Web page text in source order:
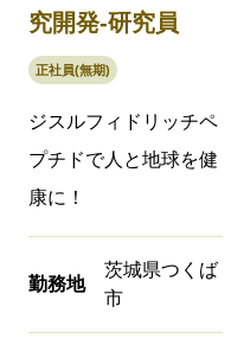
究開発-研究員
正社員(無期)
ジスルフィドリッチペ
プチドで人と地球を健
康に！
勤務地
茨城県つくば
市